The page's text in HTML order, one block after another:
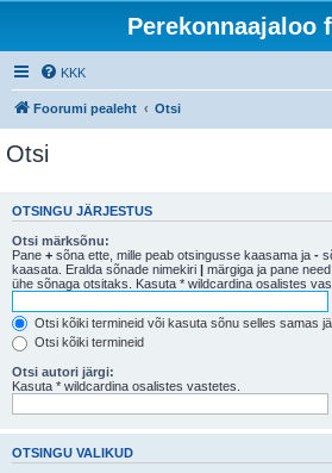
Perekonnaajaloo
KKK
Foorumi pealeht Otsi
Otsi
OTSINGU JÄRJESTUS
Otsi märksõnu:
Pane + sõna ette, mille peab otsingusse kaasama ja -
kaasata. Eralda sõnade nimekiri | märgiga ja pane need
ühe sõnaga otsitaks. Kasuta * wildcardina osalistes
Otsi kõiki termineid või kasuta sõnu selles samas
Otsi kõiki termineid
Otsi autori järgi:
Kasuta * wildcardina osalistes vastetes.
OTSINGU VALIKUD